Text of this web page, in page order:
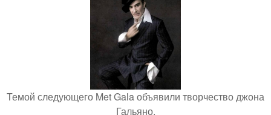
Темой следующего Met Gala объявили творчество джона
Гальяно.